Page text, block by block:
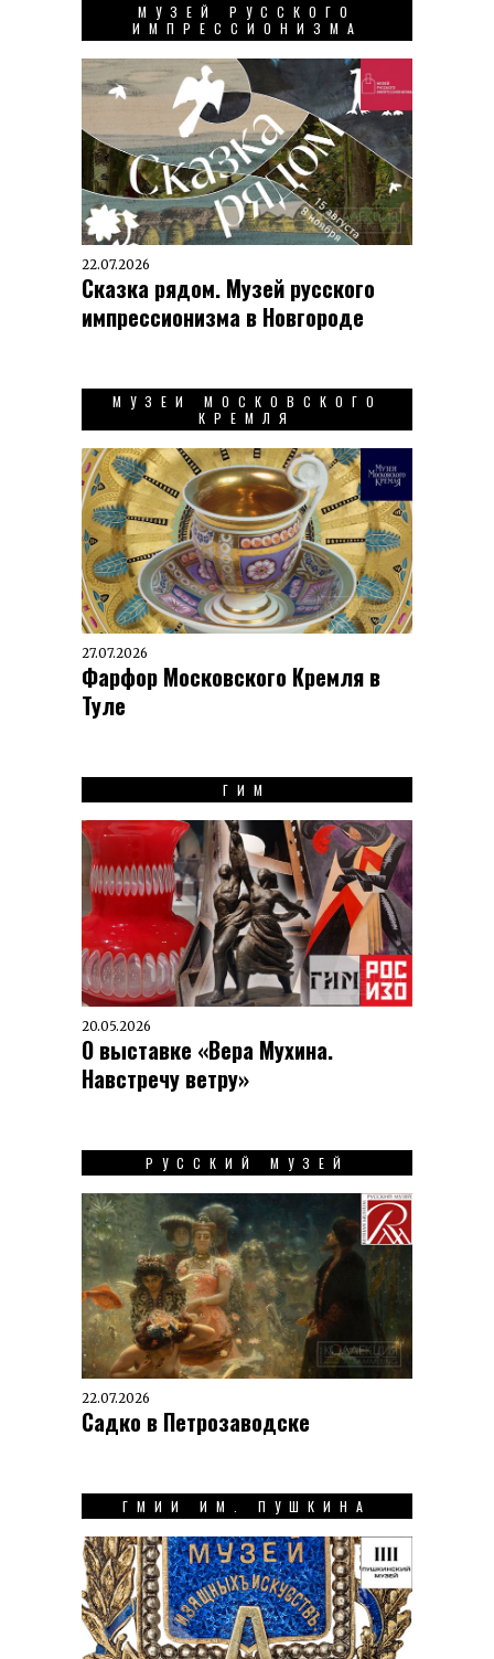
МУЗЕЙ РУССКОГО
ИМПРЕССИОНИЗМА
22.07.2026
Сказка рядом. Музей русского
импрессионизма в Новгороде
МУЗЕИ МОСКОВСКОГО
КРЕМЛЯ
27.07.2026
Фарфор Московского Кремля в
Туле
ГИМ
20.05.2026
О выставке «Вера Мухина.
Навстречу ветру»
РУССКИЙ МУЗЕЙ
22.07.2026
Садко в Петрозаводске
ГМИИ ИМ. ПУШКИНА